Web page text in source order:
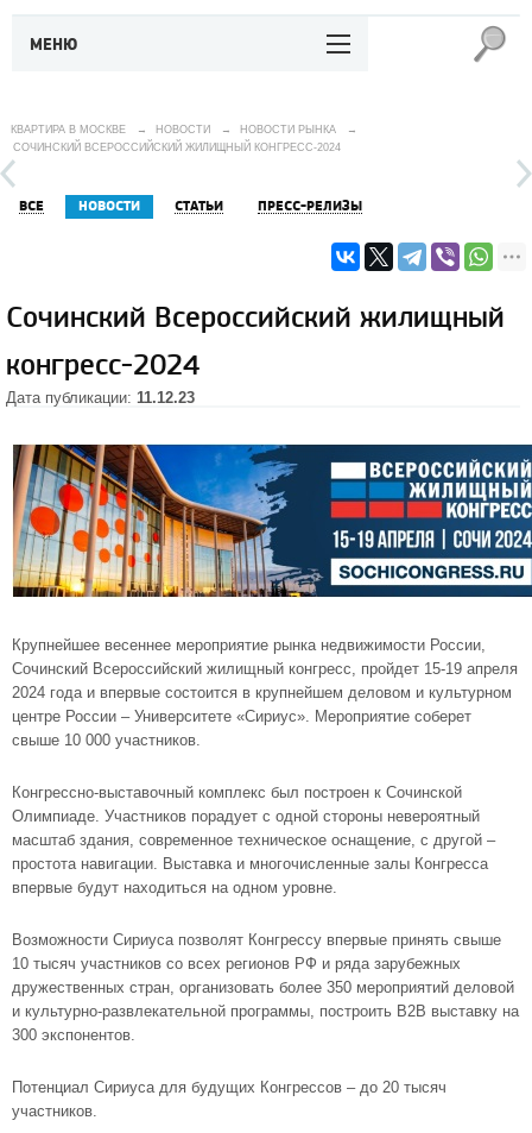
МЕНЮ
КВАРТИРА В МОСКВЕ → НОВОСТИ → НОВОСТИ РЫНКА
→
СОЧИНСКИЙ ВСЕРОССИЙСКИЙ ЖИЛИЩНЫЙ КОНГРЕСС-2024
ВСЕ НОВОСТИ СТАТЬИ ПРЕСС-РЕЛИЗЫ
Сочинский Всероссийский жилищный
конгресс-2024
Дата публикации: 11.12.23
Крупнейшее весеннее мероприятие рынка недвижимости России,
Сочинский Всероссийский жилищный конгресс, пройдет 15-19 апреля
2024 года и впервые состоится в крупнейшем деловом и культурном
центре России – Университете «Сириус». Мероприятие соберет
свыше 10 000 участников.
Конгрессно-выставочный комплекс был построен к Сочинской
Олимпиаде. Участников порадует с одной стороны невероятный
масштаб здания, современное техническое оснащение, с другой –
простота навигации. Выставка и многочисленные залы Конгресса
впервые будут находиться на одном уровне.
Возможности Сириуса позволят Конгрессу впервые принять свыше
10 тысяч участников со всех регионов РФ и ряда зарубежных
дружественных стран, организовать более 350 мероприятий деловой
и культурно-развлекательной программы, построить В2В выставку на
300 экспонентов.
Потенциал Сириуса для будущих Конгрессов – до 20 тысяч
участников.